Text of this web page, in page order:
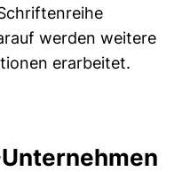
werden weitere
erarbeitet.